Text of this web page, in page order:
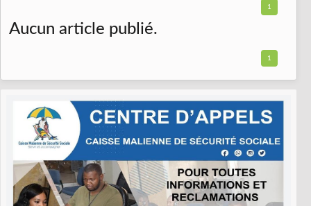
1
Aucun article publié.
1